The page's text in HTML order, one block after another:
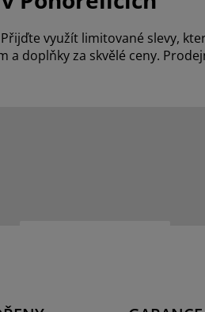
Přijďte využít limitované slevy,
doplňky za skvělé ceny.